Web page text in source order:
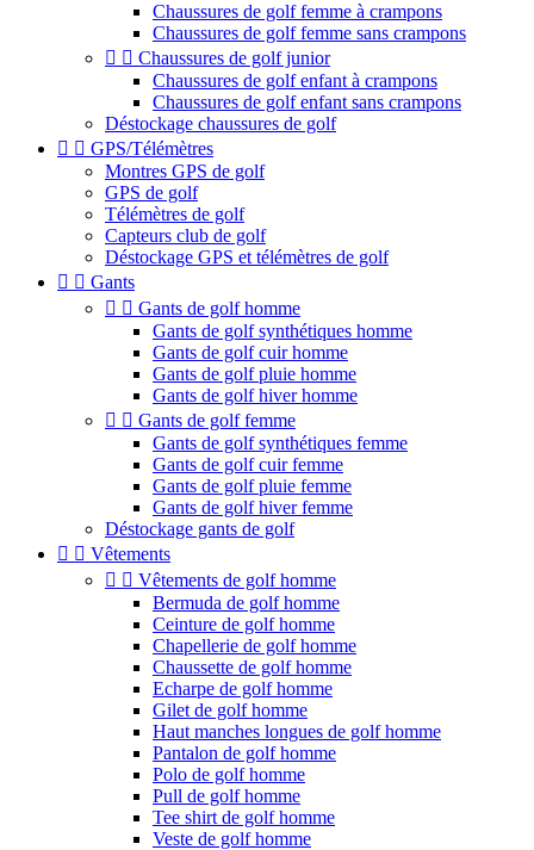
Chaussures de golf femme à crampons
Chaussures de golf femme sans crampons
  Chaussures de golf junior
Chaussures de golf enfant à crampons
Chaussures de golf enfant sans crampons
Déstockage chaussures de golf
  GPS/Télémètres
Montres GPS de golf
GPS de golf
Télémètres de golf
Capteurs club de golf
Déstockage GPS et télémètres de golf
  Gants
  Gants de golf homme
Gants de golf synthétiques homme
Gants de golf cuir homme
Gants de golf pluie homme
Gants de golf hiver homme
  Gants de golf femme
Gants de golf synthétiques femme
Gants de golf cuir femme
Gants de golf pluie femme
Gants de golf hiver femme
Déstockage gants de golf
  Vêtements
  Vêtements de golf homme
Bermuda de golf homme
Ceinture de golf homme
Chapellerie de golf homme
Chaussette de golf homme
Echarpe de golf homme
Gilet de golf homme
Haut manches longues de golf homme
Pantalon de golf homme
Polo de golf homme
Pull de golf homme
Tee shirt de golf homme
Veste de golf homme